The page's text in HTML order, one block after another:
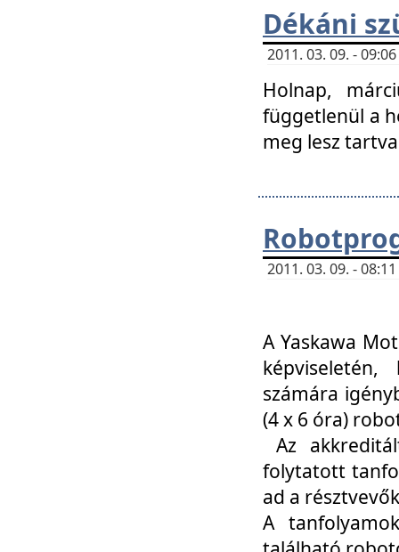
Dékáni
2011. 03. 09. -
Holnap,
függetlenül a
meg lesz
2011. 03. 09. -
A Yaskawa
számára
(4 x 6 óra)
Az
folytatott
ad a
A